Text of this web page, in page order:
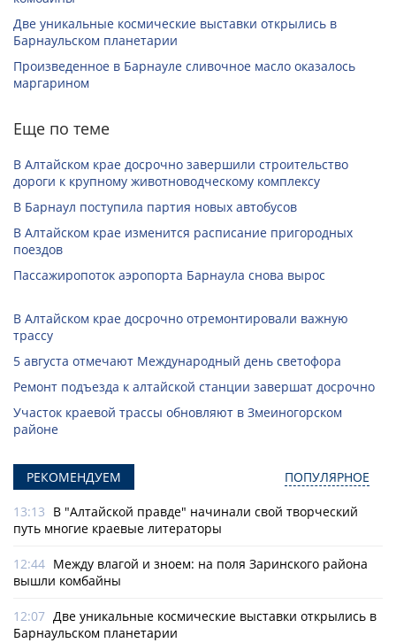
Две уникальные космические выставки открылись в
Барнаульском планетарии
Произведенное в Барнауле сливочное масло оказалось
маргарином
Еще по теме
В Алтайском крае досрочно завершили строительство
дороги к крупному животноводческому комплексу
В Барнаул поступила партия новых автобусов
В Алтайском крае изменится расписание пригородных
поездов
Пассажиропоток аэропорта Барнаула снова вырос
В Алтайском крае досрочно отремонтировали важную
трассу
5 августа отмечают Международный день светофора
Ремонт подъезда к алтайской станции завершат досрочно
Участок краевой трассы обновляют в Змеиногорском
районе
РЕКОМЕНДУЕМ ПОПУЛЯРНОЕ
13:13 В "Алтайской правде" начинали свой творческий
путь многие краевые литераторы
12:44 Между влагой и зноем: на поля Заринского района
вышли комбайны
12:07 Две уникальные космические выставки открылись в
Барнаульском планетарии